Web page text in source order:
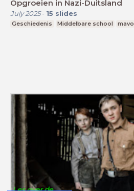
Opgroeien in Nazi-Duitsland
July 2025- 15 slides
Geschiedenis Middelbare school mavo